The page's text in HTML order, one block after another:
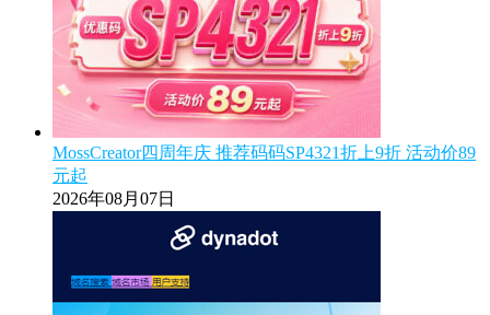
MossCreator四周年庆 推荐码码SP4321折上9折 活动价89
元起
2026年08月07日